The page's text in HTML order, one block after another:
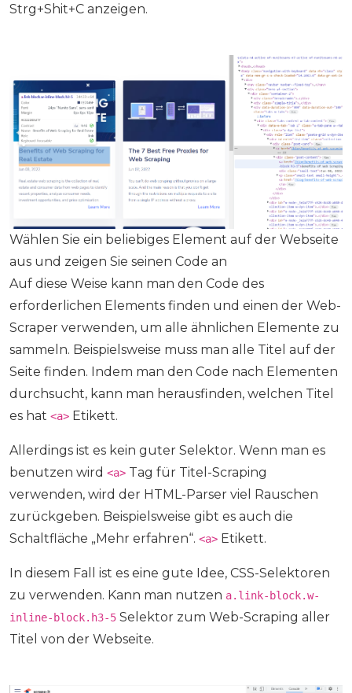
Strg+Shit+C anzeigen.
Wählen Sie ein beliebiges Element auf der Webseite
aus und zeigen Sie seinen Code an
Auf diese Weise kann man den Code des
erforderlichen Elements finden und einen der Web-
Scraper verwenden, um alle ähnlichen Elemente zu
sammeln. Beispielsweise muss man alle Titel auf der
Seite finden. Indem man den Code nach Elementen
durchsucht, kann man herausfinden, welchen Titel
es hat <a> Etikett.
Allerdings ist es kein guter Selektor. Wenn man es
benutzen wird <a> Tag für Titel-Scraping
verwenden, wird der HTML-Parser viel Rauschen
zurückgeben. Beispielsweise gibt es auch die
Schaltfläche „Mehr erfahren“. <a> Etikett.
In diesem Fall ist es eine gute Idee, CSS-Selektoren
zu verwenden. Kann man nutzen a.link-block.w-
inline-block.h3-5 Selektor zum Web-Scraping aller
Titel von der Webseite.